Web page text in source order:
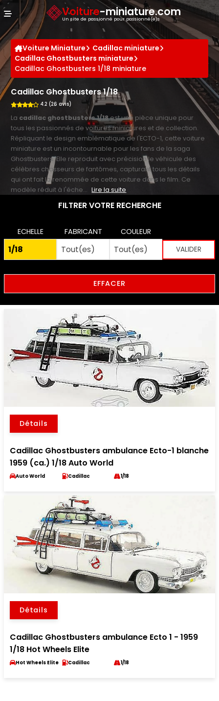
Voiture-miniature.com
Un site de passionné pour passionné(e)s
Voiture Miniature
Cadillac miniature
Cadillac Ghostbusters miniature
Cadillac Ghostbusters 1/18 miniature
Cadillac Ghostbusters 1/18
4.2 (26 avis)
La cadillac ghostbusters 1/18est une pièce unique pour
tous les passionnés de voitures miniatures et de collection.
Répliquant le design emblématique de l'ECTO-1, cette voiture
miniature est un incontournable pour les fans de la saga
Ghostbusters. Elle reproduit avec précision le véhicule des
célèbres chasseurs de fantômes, capturant tous les détails
qui ont fait la renommée de cette voiture dans le film. Ce
modèle réduit à l'éche... Lire la suite
FILTRER VOTRE RECHERCHE
ECHELLE FABRICANT COULEUR
EFFACER
Détails
Cadillac Ghostbusters ambulance Ecto-1 blanche
1959 (ca.) 1/18 Auto World
Auto World Cadillac 1/18
Détails
Cadillac Ghostbusters ambulance Ecto 1 - 1959
1/18 Hot Wheels Elite
Hot Wheels Elite Cadillac 1/18
Panneau de gestion des cookies